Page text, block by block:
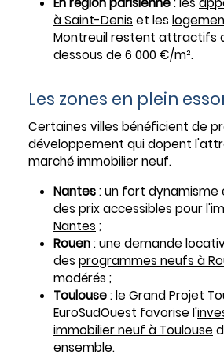
à Saint-Denis et les
Montreuilrestent attractifs
dessous de 6 000 €/m².
Les zones en plein
Certaines villes bénéficient de
développement qui dopent
marché immobilier neuf.
Nantes: un fort dynamisme
des prix accessibles pour l'
Nantes ;
Rouen: une demande
des programmes neufs à
modérés ;
Toulouse: le Grand Projet
EuroSudOuest favorise l'
immobilier neuf à Toulouse
ensemble.